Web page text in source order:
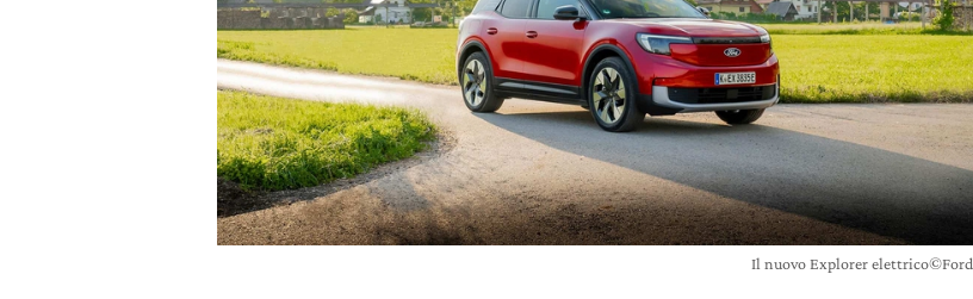
Il nuovo Explorer elettrico©Ford